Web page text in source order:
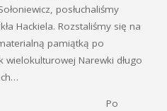
posłuchaliśmy
Hackiela. Rozstaliśmy się na
pamiątką po
wielokulturowej Narewki długo
Po